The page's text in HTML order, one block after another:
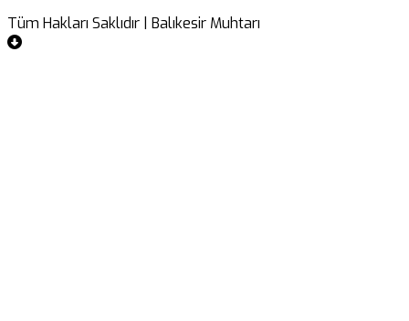
Tüm Hakları Saklıdır | Balıkesir Muhtarı